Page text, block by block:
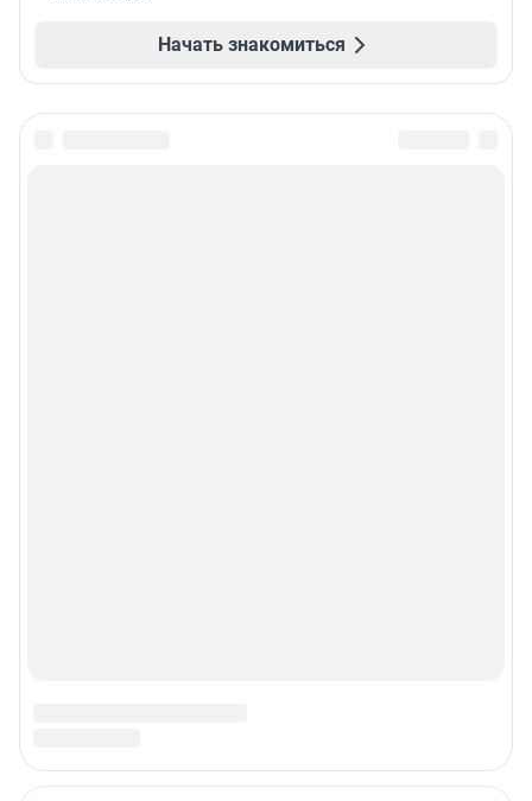
Начать знакомиться